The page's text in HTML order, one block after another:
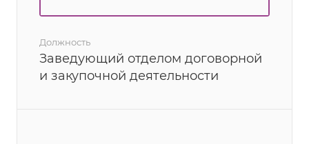
Должность
Заведующий отделом договорной
и закупочной деятельности